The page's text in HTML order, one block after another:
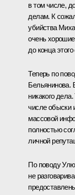
в том числе,
делам. К
убийства
очень
до конца
Теперь по
Бельянинова.
никакого
числе обыски
массовой
полностью
личной
По поводу
не